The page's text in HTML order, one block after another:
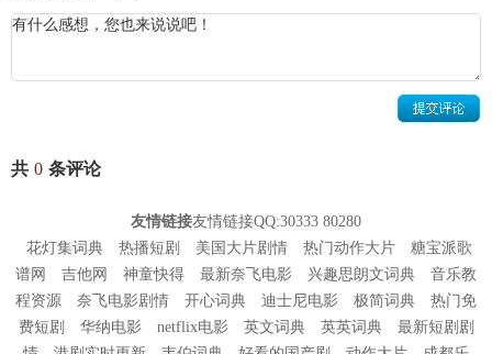
共 0 条评论
友情链接友情链接QQ:30333 80280
花灯集词典
热播短剧 美国大片剧情 热门动作大片
糖宝派歌
谱网
吉他网 神童快得 最新奈飞电影 兴趣思朗文词典
音乐教
程资源
奈飞电影剧情 开心词典 迪士尼电影 极简词典
热门免
费短剧
华纳电影 netflix电影 英文词典 英英词典
最新短剧剧